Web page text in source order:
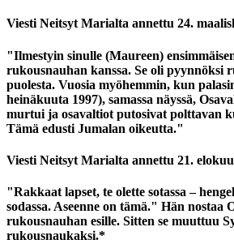
Viesti Neitsyt Marialta annettu 24.
"Ilmestyin sinulle (Maureen)
rukousnauhan kanssa. Se oli pyynnöksi
puolesta. Vuosia myöhemmin, kun
heinäkuuta 1997), samassa näyssä,
murtui ja osavaltiot putosivat polttavan
Tämä edusti Jumalan oikeutta."
Viesti Neitsyt Marialta annettu 21.
"Rakkaat lapset, te olette sotassa –
sodassa. Aseenne on tämä." Hän nostaa
rukousnauhan esille. Sitten se muuttuu
rukousnaukaksi.*